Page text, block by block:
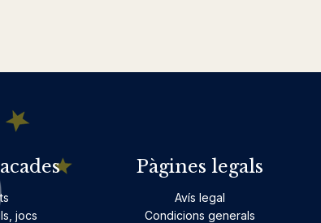
jocs
Pàgines legals
Avís legal
Condicions generals